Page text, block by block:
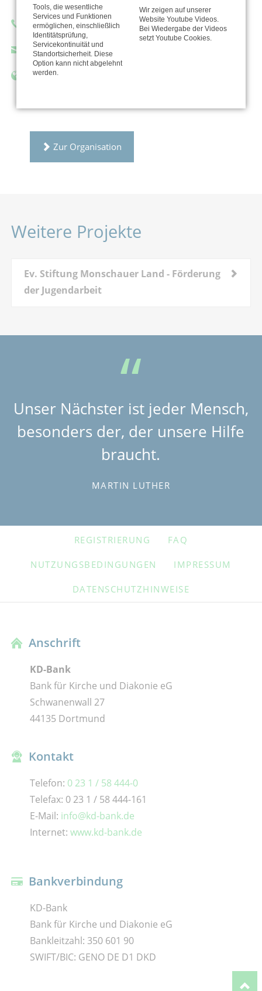
Telefon: +4924711349409
georg.schuppener@ekir.de
https://monschauer-land.de/evangelische-
Zur Organisation
Weitere Projekte
Ev. Stiftung Monschauer Land - Förderung
der Jugendarbeit
Unser Nächster ist jeder Mensch,
besonders der, der unsere Hilfe
braucht.
MARTIN LUTHER
NAVIGATION
REGISTRIERUNG FAQ
NUTZUNGSBEDINGUNGEN IMPRESSUM
DATENSCHUTZHINWEISE
Anschrift
KD-Bank
Bank für Kirche und Diakonie eG
Schwanenwall 27
44135 Dortmund
Kontakt
Telefon: 0 23 1 / 58 444-0
Telefax: 0 23 1 / 58 444-161
E-Mail: info@kd-bank.de
Internet: www.kd-bank.de
Bankverbindung
KD-Bank
Bank für Kirche und Diakonie eG
Bankleitzahl: 350 601 90
SWIFT/BIC: GENO DE D1 DKD
Tools, die wesentliche
Services und Funktionen
ermöglichen, einschließlich
Identitätsprüfung,
Servicekontinuität und
Standortsicherheit. Diese
Option kann nicht abgelehnt
werden.
Wir zeigen auf unserer
Website Youtube Videos.
Bei Wiedergabe der Videos
setzt Youtube Cookies.